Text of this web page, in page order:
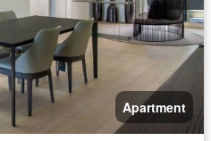
Apartment